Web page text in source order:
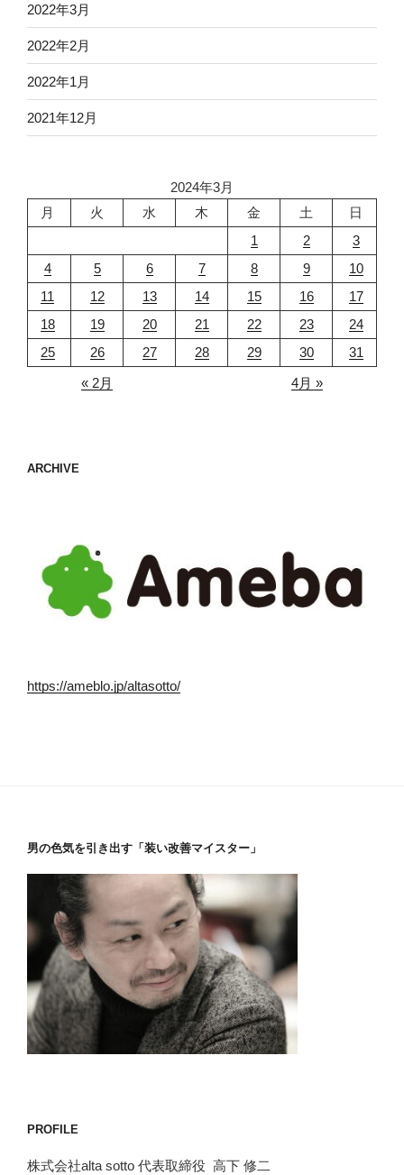
2022年3月
2022年2月
2022年1月
2021年12月
2024年3月
月
火 水 木 金 土
日
1
2
3
4
5 6 7 8 9
10
11
12 13 14 15 16
17
18
19 20 21 22 23
24
25
26 27 28 29 30
31
« 2月
4月 »
ARCHIVE
https://ameblo.jp/altasotto/
男の色気を引き出す「装い改善マイスター」
PROFILE
株式会社alta sotto 代表取締役 高下 修二